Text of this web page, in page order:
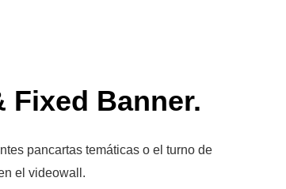
Fixed Banner.
pancartas temáticas o el turno de
el videowall.